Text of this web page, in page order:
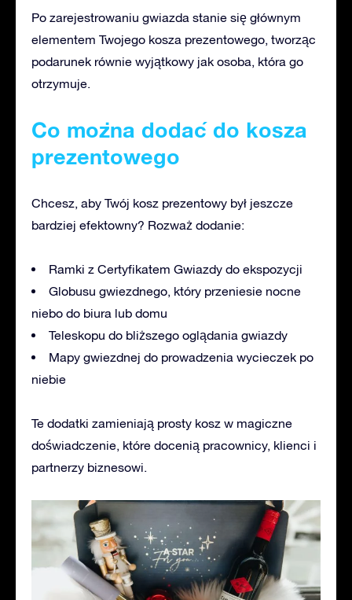
Po zarejestrowaniu gwiazda stanie się głównym
elementem Twojego kosza prezentowego, tworząc
podarunek równie wyjątkowy jak osoba, która go
otrzymuje.
Co można dodać do kosza
prezentowego
Chcesz, aby Twój kosz prezentowy był jeszcze
bardziej efektowny? Rozważ dodanie:
Ramki z Certyfikatem Gwiazdy do ekspozycji
Globusu gwiezdnego, który przeniesie nocne
niebo do biura lub domu
Teleskopu do bliższego oglądania gwiazdy
Mapy gwiezdnej do prowadzenia wycieczek po
niebie
Te dodatki zamieniają prosty kosz w magiczne
doświadczenie, które docenią pracownicy, klienci i
partnerzy biznesowi.